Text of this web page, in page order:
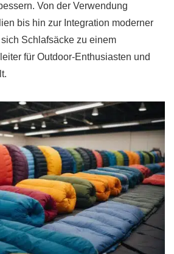
Von der Verwendung
bis hin zur Integration moderner
Schlafsäcke zu einem
für Outdoor-Enthusiasten und